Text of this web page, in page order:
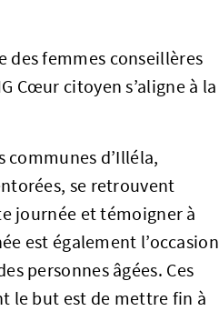
des femmes conseillères
Cœur citoyen s’aligne à la
communes d’Illéla,
se retrouvent
journée et témoigner à
est également l’occasion
personnes âgées. Ces
le but est de mettre fin à